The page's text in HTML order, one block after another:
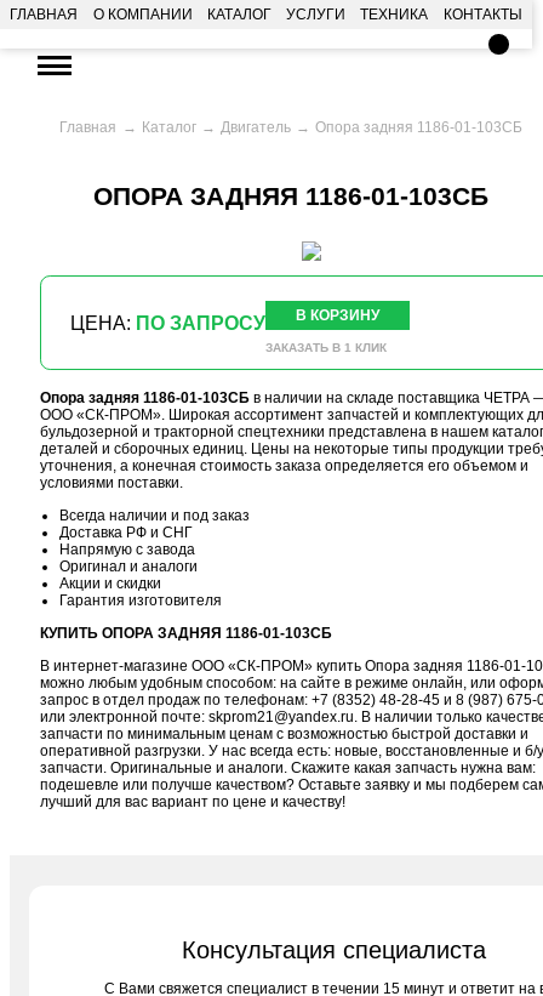
ГЛАВНАЯ О КОМПАНИИ КАТАЛОГ УСЛУГИ ТЕХНИКА КОНТАКТЫ
Главная Каталог Двигатель Опора задняя 1186-01-103СБ
ОПОРА ЗАДНЯЯ 1186-01-103СБ
ЦЕНА: ПО ЗАПРОСУ В КОРЗИНУ
ЗАКАЗАТЬ В 1 КЛИК
Опора задняя 1186-01-103СБв наличии на складе поставщика ЧЕТРА
ООО «СК-ПРОМ». Широкая ассортимент запчастей и комплектующих
бульдозерной и тракторной спецтехники представлена в нашем
деталей и сборочных единиц. Цены на некоторые типы продукции
уточнения, а конечная стоимость заказа определяется его объемом и
условиями поставки.
Всегда наличии и под заказ
Доставка РФ и СНГ
Напрямую с завода
Оригинал и аналоги
Акции и скидки
Гарантия изготовителя
КУПИТЬ ОПОРА ЗАДНЯЯ 1186-01-103СБ
В интернет-магазине ООО «СК-ПРОМ» купить Опора задняя 1186-01-
можно любым удобным способом: на сайте в режиме онлайн, или
запрос в отдел продаж по телефонам: +7 (8352) 48-28-45и 8 (987) 675-
или электронной почте: skprom21@yandex.ru. В наличии только
запчасти по минимальным ценам с возможностью быстрой доставки и
оперативной разгрузки. У нас всегда есть: новые, восстановленные и б/у
запчасти. Оригинальные и аналоги. Скажите какая запчасть нужна вам:
подешевле или получше качеством? Оставьте заявку и мы подберем
лучший для вас вариант по цене и качеству!
Консультация специалиста
C Вами свяжется специалист в течении 15 минут и ответит на